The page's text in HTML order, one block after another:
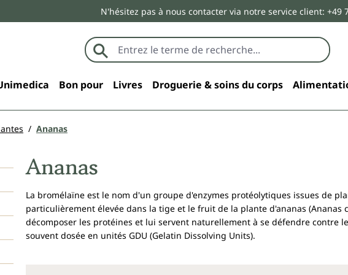
N'hésitez pas à nous contacter via notre service client: +49
Bon pour Livres Droguerie & soins du corps
Ananas
Ananas
La bromélaïne est le nom d'un groupe d'enzymes protéolytiques issues de
particulièrement élevée dans la tige et le fruit de la plante d'ananas (Ananas
décomposer les protéines et lui servent naturellement à se défendre contre
souvent dosée en unités GDU (Gelatin Dissolving Units).